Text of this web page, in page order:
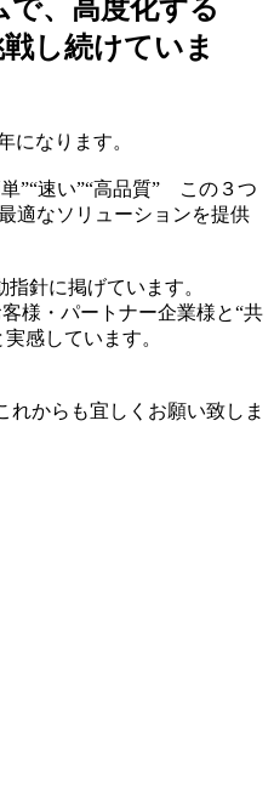
、高度化する
し続けていま
になります。
”“速い”“高品質” この３つ
適なソリューションを提供
針に掲げています。
様・パートナー企業様と“共
感しています。
れからも宜しくお願い致しま